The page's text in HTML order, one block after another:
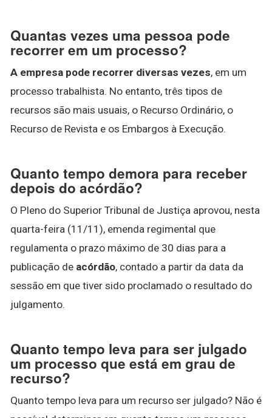
Quantas vezes uma pessoa pode
recorrer em um processo?
A empresa pode recorrer diversas vezes, em um
processo trabalhista. No entanto, três tipos de
recursos são mais usuais, o Recurso Ordinário, o
Recurso de Revista e os Embargos à Execução.
Quanto tempo demora para receber
depois do acórdão?
O Pleno do Superior Tribunal de Justiça aprovou, nesta
quarta-feira (11/11), emenda regimental que
regulamenta o prazo máximo de 30 dias para a
publicação de acórdão, contado a partir da data da
sessão em que tiver sido proclamado o resultado do
julgamento.
Quanto tempo leva para ser julgado
um processo que está em grau de
recurso?
Quanto tempo leva para um recurso ser julgado? Não é